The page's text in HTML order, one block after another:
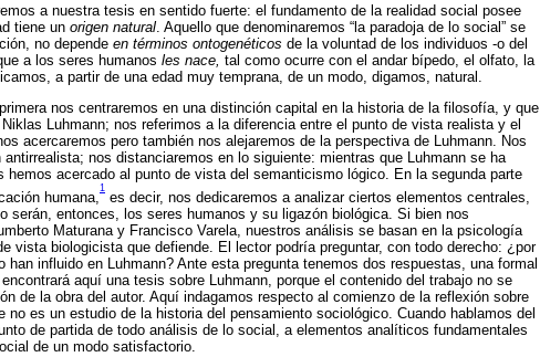
a nuestra tesis en sentido fuerte: el fundamento de la realidad social posee
tiene un origen natural . Aquello que denominaremos “la paradoja de lo social” se
no depende en términos ontogenéticos de la voluntad de los individuos -o del
a los seres humanos les nace, tal como ocurre con el andar bípedo, el olfato, la
a partir de una edad muy temprana, de un modo, digamos, natural.
nos centraremos en una distinción capital en la historia de la filosofía, y que
Luhmann; nos referimos a la diferencia entre el punto de vista realista y el
acercaremos pero también nos alejaremos de la perspectiva de Luhmann. Nos
nos distanciaremos en lo siguiente: mientras que Luhmann se ha
acercado al punto de vista del semanticismo lógico. En la segunda parte
humana,
1
es decir, nos dedicaremos a analizar ciertos elementos centrales,
entonces, los seres humanos y su ligazón biológica. Si bien nos
Maturana y Francisco Varela, nuestros análisis se basan en la psicología
vista biologicista que defiende. El lector podría preguntar, con todo derecho: ¿por
influido en Luhmann? Ante esta pregunta tenemos dos respuestas, una formal
aquí una tesis sobre Luhmann, porque el contenido del trabajo no se
de la obra del autor. Aquí indagamos respecto al comienzo de la reflexión sobre
es un estudio de la historia del pensamiento sociológico. Cuando hablamos del
de partida de todo análisis de lo social, a elementos analíticos fundamentales
de un modo satisfactorio.